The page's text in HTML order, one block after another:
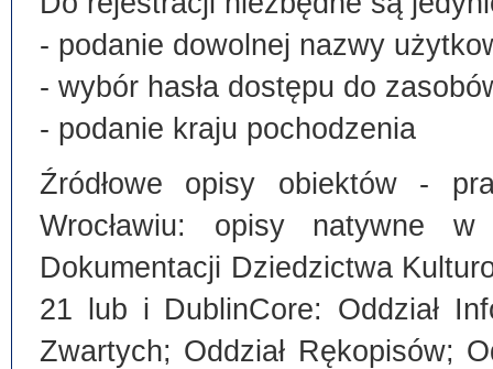
- podanie dowolnej nazwy
- wybór hasła dostępu do
- podanie kraju pochodzenia
Źródłowe opisy obiektów -
Wrocławiu: opisy natywne
Dokumentacji Dziedzictwa
21 lub i DublinCore: Oddział
Zwartych; Oddział Rękopisów;